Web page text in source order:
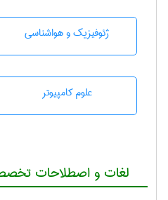
ژئوفيزيك و هواشناسی
علوم کامپیوتر
لغات و اصطلاحات